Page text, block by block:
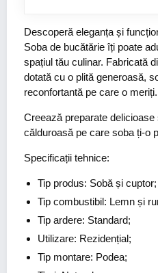
Descoperă eleganța și
Soba de bucătărie îți poate
spațiul tău culinar. Fabricată
dotată cu o plită generoasă,
reconfortantă pe care o meriți.
Creează preparate
călduroasă pe care soba ți-o
Specificații tehnice:
Tip produs: Sobă și cuptor;
Tip combustibil: Lemn și
Tip ardere: Standard;
Utilizare: Rezidențial;
Tip montare: Podea;